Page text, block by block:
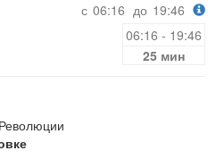
с 06:16 до 19:46
06:16 - 19:46
25 мин